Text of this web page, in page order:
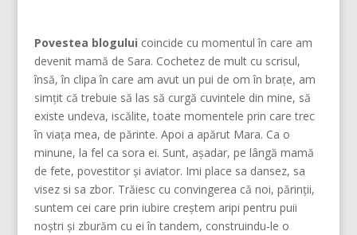
Povestea blogului coincide cu momentul în care am
devenit mamă de Sara. Cochetez de mult cu scrisul,
însă, în clipa în care am avut un pui de om în brațe, am
simțit că trebuie să las să curgă cuvintele din mine, să
existe undeva, iscălite, toate momentele prin care trec
în viața mea, de părinte. Apoi a apărut Mara. Ca o
minune, la fel ca sora ei. Sunt, așadar, pe lângă mamă
de fete, povestitor și aviator. Imi place sa dansez, sa
visez si sa zbor. Trăiesc cu convingerea că noi, părinţii,
suntem cei care prin iubire creştem aripi pentru puii
noştri şi zburăm cu ei în tandem, construindu-le o